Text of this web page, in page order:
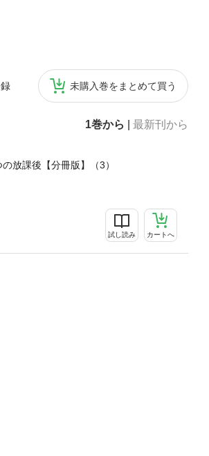
未購入巻をまとめて買う
1巻から 最新刊から
放課後【分冊版】（3）
試し読み カートへ